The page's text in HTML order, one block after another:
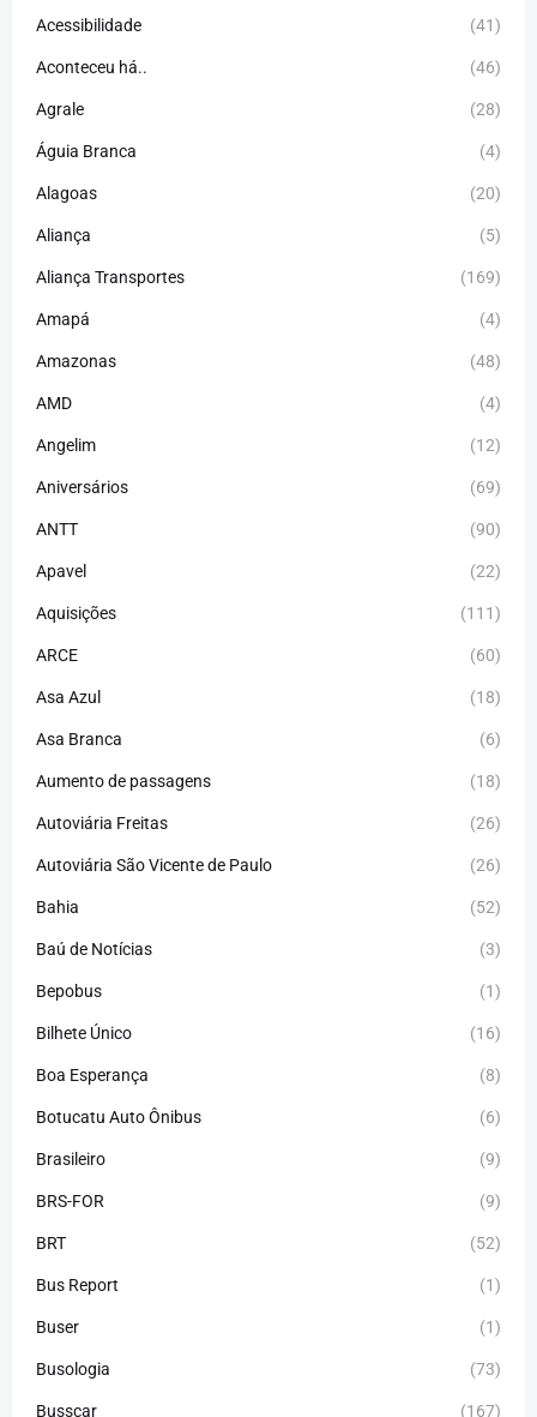
Acessibilidade (41)
Aconteceu há.. (46)
Agrale (28)
Águia Branca (4)
Alagoas (20)
Aliança (5)
Aliança Transportes (169)
Amapá (4)
Amazonas (48)
AMD (4)
Angelim (12)
Aniversários (69)
ANTT (90)
Apavel (22)
Aquisições (111)
ARCE (60)
Asa Azul (18)
Asa Branca (6)
Aumento de passagens (18)
Autoviária Freitas (26)
Autoviária São Vicente de Paulo (26)
Bahia (52)
Baú de Notícias (3)
Bepobus (1)
Bilhete Único (16)
Boa Esperança (8)
Botucatu Auto Ônibus (6)
Brasileiro (9)
BRS-FOR (9)
BRT (52)
Bus Report (1)
Buser (1)
Busologia (73)
Busscar (167)